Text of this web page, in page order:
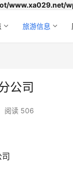
www.xa029.net/
旅游信息
公司
阅读 506